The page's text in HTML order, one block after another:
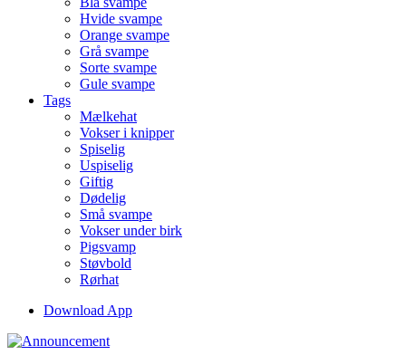
Hvide svampe
Orange svampe
Grå svampe
Sorte svampe
Gule svampe
Tags
Mælkehat
Vokser i knipper
Spiselig
Uspiselig
Giftig
Dødelig
Små svampe
Vokser under birk
Pigsvamp
Støvbold
Rørhat
Download App